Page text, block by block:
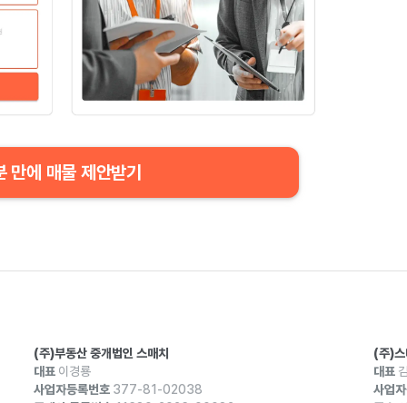
만에 매물 제안받기
(주)부동산 중개법인 스매치
대표 이경룡
사업자등록번호 377-81-02038
(주)스
대표
사업